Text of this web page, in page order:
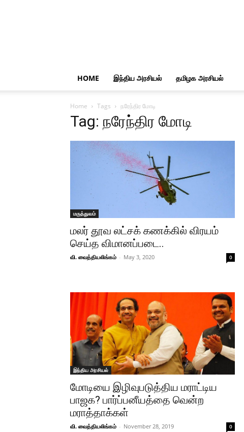
HOME இந்திய அரசியல் தமிழக அரசியல்
Home Tags நரேந்திர மோடி
Tag: நரேந்திர மோடி
மருத்துவம்
மலர் தூவ லட்சக் கணக்கில் விரயம்
செய்த விமானப்படை..
வி. வைத்தியலிங்கம் - May 3, 2020 0
இந்திய அரசியல்
மோடியை இழிவுபடுத்திய மராட்டிய
பாஜக? பார்ப்பனீயத்தை வென்ற
மராத்தாக்கள்
வி. வைத்தியலிங்கம் - November 28, 2019 0